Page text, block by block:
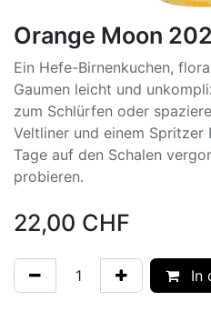
Orange Moon
Ein Hefe-Birnenkuchen,
Gaumen leicht und
zum Schlürfen oder
Veltliner und einem
Tage auf den Schalen
probieren.
22,00 CHF
In